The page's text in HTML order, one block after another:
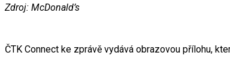
Zdroj: McDonald’s
ČTK Connect ke zprávě vydává obrazovou přílohu,